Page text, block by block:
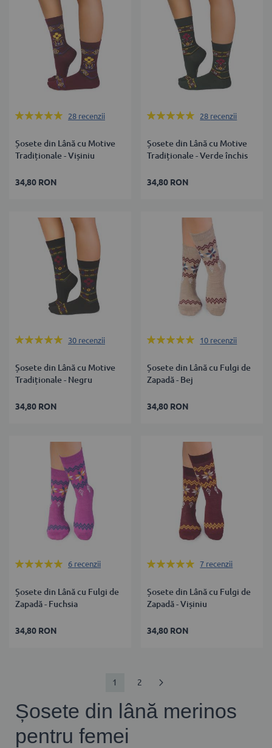
Rating:
28 recenzii
Șosete din Lână cu Motive
Tradiționale - Vișiniu
34,80 RON
Rating:
28 recenzii
Șosete din Lână cu Motive
Tradiționale - Verde închis
34,80 RON
Rating:
30 recenzii
Șosete din Lână cu Motive
Tradiționale - Negru
34,80 RON
Rating:
10 recenzii
Șosete din Lână cu Fulgi de
Zapadă - Bej
34,80 RON
Rating:
6 recenzii
Șosete din Lână cu Fulgi de
Zapadă - Fuchsia
34,80 RON
Rating:
7 recenzii
Șosete din Lână cu Fulgi de
Zapadă - Vișiniu
34,80 RON
Pagină
în
moment
citiți
1 Pagină
2
Șosete din lână merinos
pentru femei